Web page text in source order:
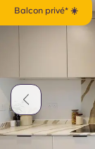
Lieux
Balcon privé* ☀️